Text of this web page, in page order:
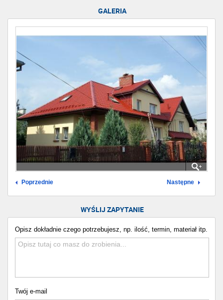
GALERIA
Poprzednie Następne
WYŚLIJ ZAPYTANIE
Opisz dokładnie czego potrzebujesz, np. ilość, termin, materiał itp.
Twój e-mail